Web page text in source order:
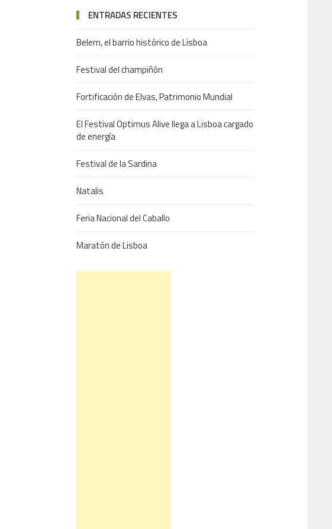
ENTRADAS RECIENTES
Belem, el barrio histórico de Lisboa
Festival del champiñón
Fortificación de Elvas, Patrimonio Mundial
El Festival Optimus Alive llega a Lisboa cargado
de energía
Festival de la Sardina
Natalis
Feria Nacional del Caballo
Maratón de Lisboa